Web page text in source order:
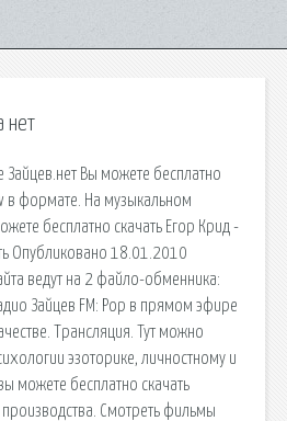
нет
Вы можете бесплатно
в формате. На музыкальном
бесплатно скачать Егор Крид -
Опубликовано 18.01.2010
ведут на 2 файло-обменника:
Зайцев FM: Pop в прямом эфире
Трансляция. Тут можно
эзоторике, личностному и
можете бесплатно скачать
Смотреть фильмы